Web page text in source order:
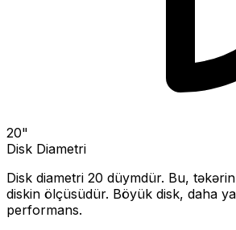
20"
Disk Diametri
Disk diametri 20 düymdür. Bu,
diskin ölçüsüdür. Böyük disk, daha
performans.